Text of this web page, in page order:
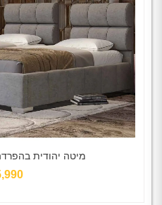
מיטה יהודית
₪‎